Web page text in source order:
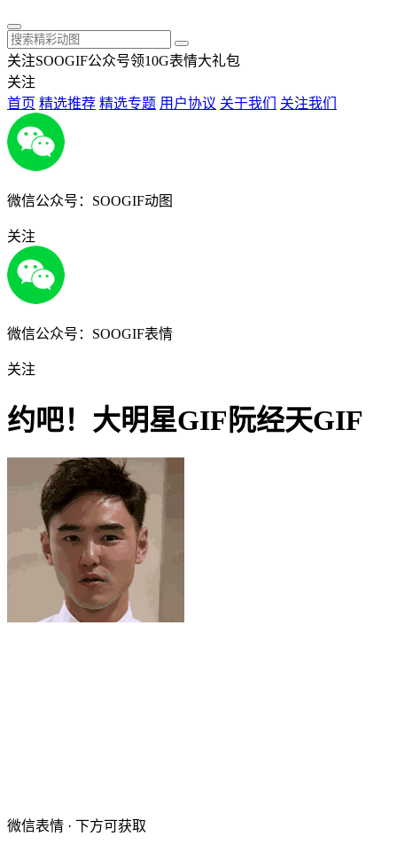
关注SOOGIF公众号领10G表情大礼包
关注
首页 精选推荐 精选专题 用户协议 关于我们 关注我们
微信公众号：SOOGIF动图
关注
微信公众号：SOOGIF表情
关注
约吧！大明星GIF阮经天GIF
微信表情 · 下方可获取